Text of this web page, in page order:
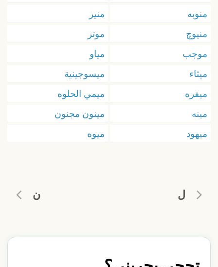
منوبه
منير
منيوچ
موتر
موجب
مياو
ميثاء
ميسوجينية
ميفره
ميمي الحلوه
مينه
مينون مجنون
ميهود
ميوه
ل ن